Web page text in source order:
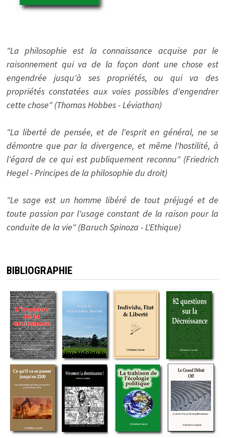
"La philosophie est la connaissance acquise par le
raisonnement qui va de la façon dont une chose est
engendrée jusqu'à ses propriétés, ou qui va des
propriétés constatées aux voies possibles d'engendrer
cette chose" (Thomas Hobbes - Léviathan)
"La liberté de pensée, et de l'esprit en général, ne se
démontre que par la divergence, et même l'hostilité, à
l'égard de ce qui est publiquement reconnu" (Friedrich
Hegel - Principes de la philosophie du droit)
"Le sage est un homme libéré de tout préjugé et de
toute passion par l'usage constant de la raison pour la
conduite de la vie" (Baruch Spinoza - L'Ethique)
BIBLIOGRAPHIE